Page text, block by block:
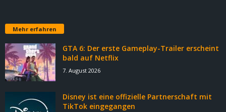
Mehr erfahren
GTA 6: Der erste Gameplay-Trailer erscheint
bald auf Netflix
7. August 2026
Disney ist eine offizielle Partnerschaft mit
TikTok eingegangen